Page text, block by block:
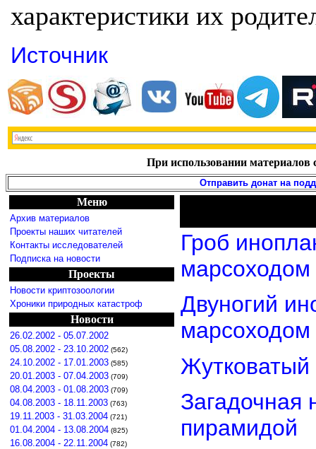
характеристики их
Источник
При использовании материалов
Отправить донат на
Меню
Архив материалов
Проекты наших читателей
Контакты исследователей
Подписка на новости
Проекты
Новости криптозоологии
Хроники природных катастроф
Новости
26.02.2002 - 05.07.2002
05.08.2002 - 23.10.2002 (562)
24.10.2002 - 17.01.2003 (585)
20.01.2003 - 07.04.2003 (709)
08.04.2003 - 01.08.2003 (709)
04.08.2003 - 18.11.2003 (763)
19.11.2003 - 31.03.2004 (721)
01.04.2004 - 13.08.2004 (825)
16.08.2004 - 22.11.2004 (782)
Гроб
марсоходом
Двуногий
марсоходом
Загадочная
пирамидой